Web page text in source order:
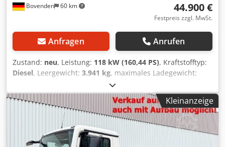
Bovenden 60 km 44.900 €
Festpreis zzgl. MwSt.
Anfragen Anrufen
Zustand: neu, Leistung: 118 kW (160,44 PS), Kraftstofftyp:
Diesel, Leergewicht: 3.941 kg, maximales Ladegewicht:
7.490 kg
215/75R17.5, Achsen-Konfiguration:4x2, Radstand:3.900
mm, Bremsen: Motorbremsung, Farbe:Weiß,
Fahrerhaus, Getriebetyp:mechanisch,
Emissionsklasse:Euro6, Federung: Blatt-Luft, Anzahl der
Sitzplätze:2, Ausstattung:ABS, Bordcomputer,
Kleinanzeige